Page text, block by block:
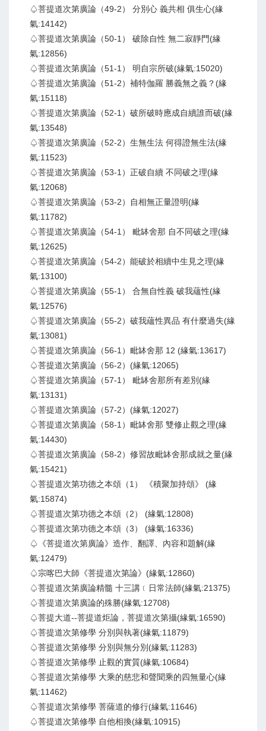
♤菩提道次第廣論（49-2） 分別心 義共相 俱生心(緣
氣:14142)
♤菩提道次第廣論（50-1） 破除自性 無二寂靜門(緣
氣:12856)
♤菩提道次第廣論（51-1） 明自宗所破(緣氣:15020)
♤菩提道次第廣論（51-2）補特伽羅 勝義無之義？(緣
氣:15118)
♤菩提道次第廣論（52-1）破所破時應成自續誰而破(緣
氣:13548)
♤菩提道次第廣論（52-2）生無生法 何得證無生法(緣
氣:11523)
♤菩提道次第廣論（53-1）正破自續 不同破之理(緣
氣:12068)
♤菩提道次第廣論（53-2）自相無正量證明(緣
氣:11782)
♤菩提道次第廣論（54-1） 毗缽舍那 自不同破之理(緣
氣:12625)
♤菩提道次第廣論（54-2）能破於相續中生見之理(緣
氣:13100)
♤菩提道次第廣論（55-1） 合無自性義 破我蘊性(緣
氣:12576)
♤菩提道次第廣論（55-2）破我蘊性異品 有什麼過失(緣
氣:13081)
♤菩提道次第廣論（56-1）毗缽舍那 12 (緣氣:13617)
♤菩提道次第廣論（56-2）(緣氣:12065)
♤菩提道次第廣論（57-1） 毗缽舍那所有差別(緣
氣:13131)
♤菩提道次第廣論（57-2）(緣氣:12027)
♤菩提道次第廣論（58-1）毗缽舍那 雙修止觀之理(緣
氣:14430)
♤菩提道次第廣論（58-2）修習故毗缽舍那成就之量(緣
氣:15421)
♤菩提道次第功德之本頌（1） 《積聚加持頌》 (緣
氣:15874)
♤菩提道次第功德之本頌（2） (緣氣:12808)
♤菩提道次第功德之本頌（3） (緣氣:16336)
♤《菩提道次第廣論》造作、翻譯、內容和題解(緣
氣:12479)
♤宗喀巴大師《菩提道次第論》(緣氣:12860)
♤菩提道次第廣論精髓 十三講﹝日常法師(緣氣:21375)
♤菩提道次第廣論的殊勝(緣氣:12708)
♤菩提大道--菩提道炬論，菩提道次第攝(緣氣:16590)
♤菩提道次第修學 分別與執著(緣氣:11879)
♤菩提道次第修學 分別與無分別(緣氣:11283)
♤菩提道次第修學 止觀的實質(緣氣:10684)
♤菩提道次第修學 大乘的慈悲和聲聞乘的四無量心(緣
氣:11462)
♤菩提道次第修學 菩薩道的修行(緣氣:11646)
♤菩提道次第修學 自他相換(緣氣:10915)